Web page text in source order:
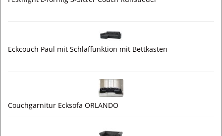
Eckcouch Paul mit Schlaffunktion mit Bettkasten
Couchgarnitur Ecksofa ORLANDO